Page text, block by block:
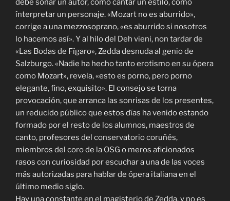
debe sonar un autor, cómo cantar un estilo, como
ínterpretar un personaje. «Mozart no es aburrido»,
corrige a una mezzosoprano, «es aburrido si nosotros
lo hacemos así». Y al hilo del Deh vieni, non tardar de
«Las Bodas de Fígaro», Zedda desnuda al genio de
Salzburgo. «Nadie ha hecho tanto erotismo en su ópera
como Mozart», revela, «esto es porno, pero porno
elegante, fino, exquisito». El consejo se torna
provocación, que arranca las sonrisas de los presentes,
un reducido público que estos días ha venido estando
formado por el resto de los alumnos, maestros de
canto, profesores del conservatorio coruñés,
miembros del coro de la OSG o meros aficionados
rasos con curiosidad por escuchar a una de las voces
más autorizadas para hablar de ópera italiana en el
último medio siglo.
Hay una constante en el magisterio de Zedda, y no es